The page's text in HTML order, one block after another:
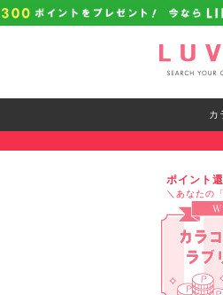
カ
ポイント
＼あなたの